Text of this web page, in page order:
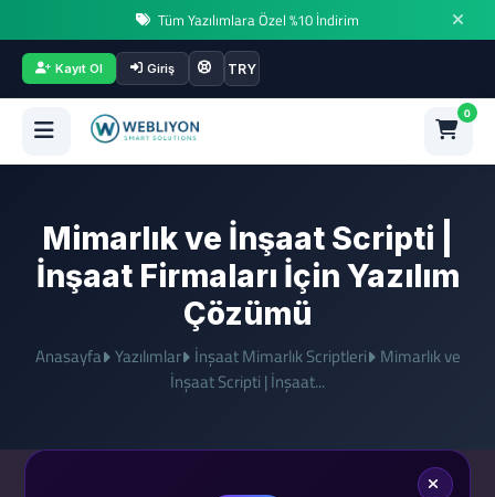
Tüm Yazılımlara Özel %10 İndirim
Kayıt Ol Giriş TRY
0
Mimarlık ve İnşaat Scripti |
İnşaat Firmaları İçin Yazılım
Çözümü
Anasayfa Yazılımlar İnşaat Mimarlık Scriptleri
Mimarlık ve
İnşaat Scripti | İnşaat...